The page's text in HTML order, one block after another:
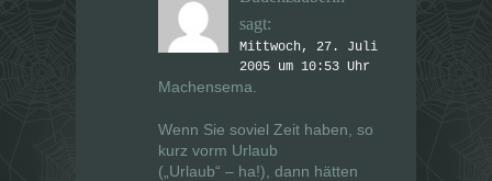
sagt:
Mittwoch, 27. Juli
2005 um 10:53 Uhr
Machensema.
Wenn Sie soviel Zeit haben, so
kurz vorm Urlaub
(„Urlaub“ – ha!), dann hätten